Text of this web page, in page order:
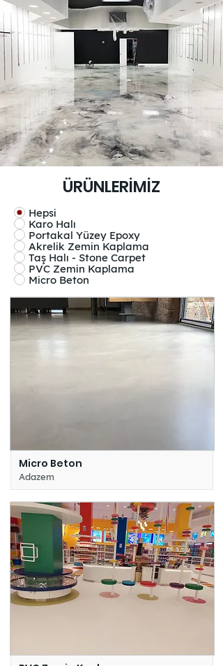
ÜRÜNLERİMİZ
Hepsi
Karo Halı
Portakal Yüzey Epoxy
Akrelik Zemin Kaplama
Taş Halı - Stone Carpet
PVC Zemin Kaplama
Micro Beton
Micro Beton
Adazem